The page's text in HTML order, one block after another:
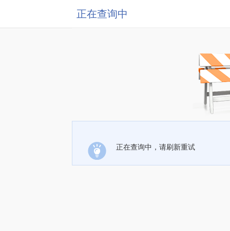
正在查询中
正在查询中，请刷新重试